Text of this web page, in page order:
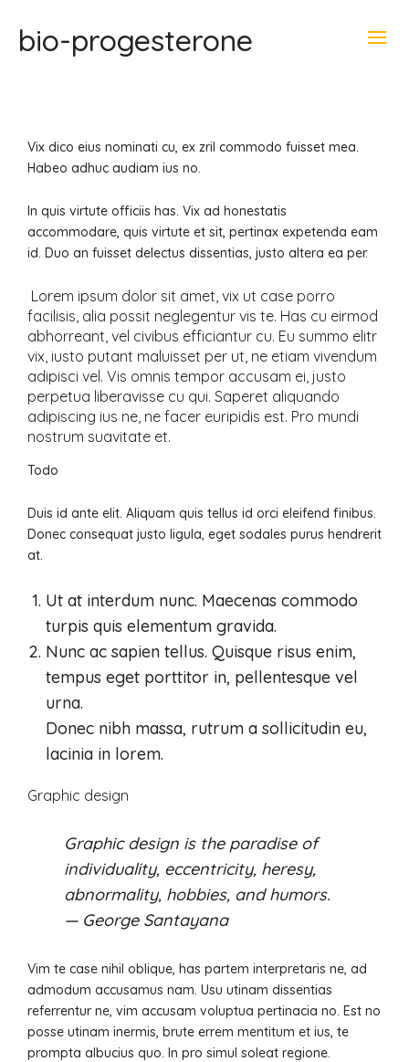
bio-progesterone
Vix dico eius nominati cu, ex zril commodo fuisset mea.
Habeo adhuc audiam ius no.
In quis virtute officiis has. Vix ad honestatis
accommodare, quis virtute et sit, pertinax expetenda eam
id. Duo an fuisset delectus dissentias, justo altera ea per.
Lorem ipsum dolor sit amet, vix ut case porro
facilisis, alia possit neglegentur vis te. Has cu eirmod
abhorreant, vel civibus efficiantur cu. Eu summo elitr
vix, iusto putant maluisset per ut, ne etiam vivendum
adipisci vel. Vis omnis tempor accusam ei, justo
perpetua liberavisse cu qui. Saperet aliquando
adipiscing ius ne, ne facer euripidis est. Pro mundi
nostrum suavitate et.
Todo
Duis id ante elit. Aliquam quis tellus id orci eleifend finibus.
Donec consequat justo ligula, eget sodales purus hendrerit
at.
Ut at interdum nunc. Maecenas commodo
turpis quis elementum gravida.
Nunc ac sapien tellus. Quisque risus enim,
tempus eget porttitor in, pellentesque vel
urna.
Donec nibh massa, rutrum a sollicitudin eu,
lacinia in lorem.
Graphic design
Graphic design is the paradise of
individuality, eccentricity, heresy,
abnormality, hobbies, and humors.
— George Santayana
Vim te case nihil oblique, has partem interpretaris ne, ad
admodum accusamus nam. Usu utinam dissentias
referrentur ne, vim accusam voluptua pertinacia no. Est no
posse utinam inermis, brute errem mentitum et ius, te
prompta albucius quo. In pro simul soleat regione.